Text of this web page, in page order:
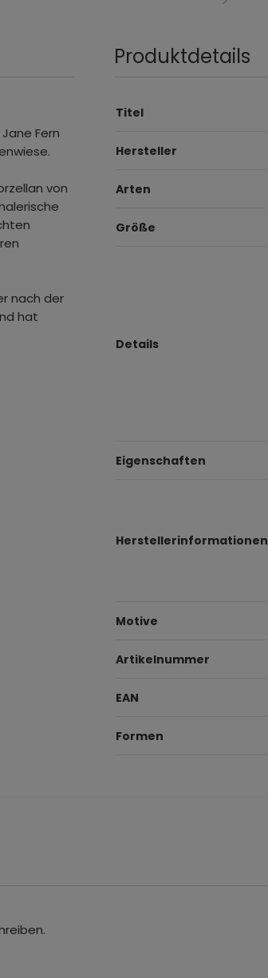
Fern
von
nach der
hat
Produktdetails
Titel
Hersteller
Arten
Größe
Details
Eigenschaften
Herstellerinformationen
Motive
Artikelnummer
EAN
Formen